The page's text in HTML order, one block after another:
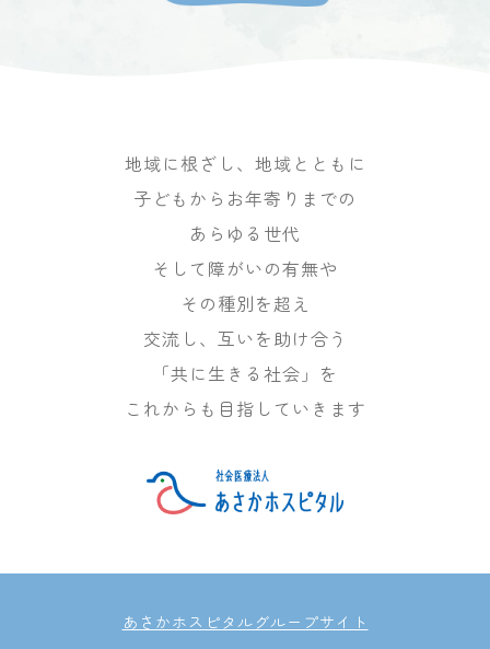
地域に根ざし、地域とともに
子どもからお年寄りまでの
あらゆる世代
そして障がいの有無や
その種別を超え
交流し、互いを助け合う
「共に生きる社会」を
これからも目指していきます
あさかホスピタルグループサイト